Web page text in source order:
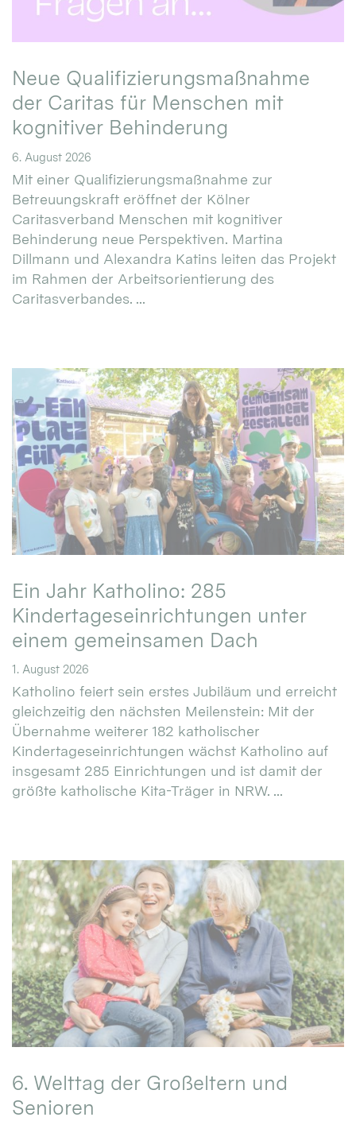
Neue Qualifizierungsmaßnahme
der Caritas für Menschen mit
kognitiver Behinderung
6. August 2026
Mit einer Qualifizierungsmaßnahme zur
Betreuungskraft eröffnet der Kölner
Caritasverband Menschen mit kognitiver
Behinderung neue Perspektiven. Martina
Dillmann und Alexandra Katins leiten das Projekt
im Rahmen der Arbeitsorientierung des
Caritasverbandes. ...
Ein Jahr Katholino: 285
Kindertageseinrichtungen unter
einem gemeinsamen Dach
1. August 2026
Katholino feiert sein erstes Jubiläum und erreicht
gleichzeitig den nächsten Meilenstein: Mit der
Übernahme weiterer 182 katholischer
Kindertageseinrichtungen wächst Katholino auf
insgesamt 285 Einrichtungen und ist damit der
größte katholische Kita-Träger in NRW. ...
6. Welttag der Großeltern und
Senioren